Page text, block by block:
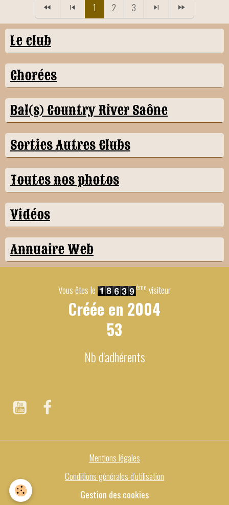
1 2 3
Le club
Chorées
Bal(s) Country River Saône
Sorties Autres Clubs
Toutes nos photos
Vidéos
Annuaire Web
Vous êtes le ème visiteur
Créée en 2004
53
Nb d'adhérents
Mentions légales
Conditions générales d'utilisation
Gestion des cookies